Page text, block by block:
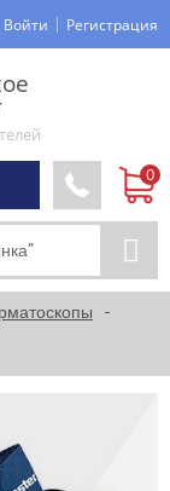
Войти Регистрация